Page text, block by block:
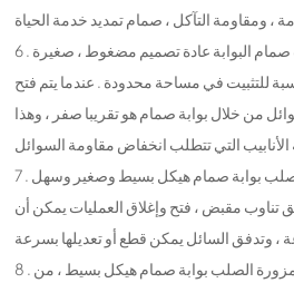
6 . البنية المدمجة : مزورة الصلب صمام البوابة عادة تصميم مضغوط ، صغيرة
للتثبيت في مساحة محدودة . عندما يتم فتح
من خلال بوابة صمام هو تقريبا صفر ، وهذا
7 . عملية سهلة : مزورة الصلب بوابة صمام هيكل بسيط وصغير وسهل
مقبض ، فتح وإغلاق العمليات يمكن أن
8 . من السهل الحفاظ على : مزورة الصلب بوابة صمام هيكل بسيط ، من